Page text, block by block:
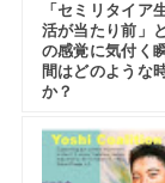
「セミリタイア
活が当たり前」と
の感覚に気付く
間はどのような
か？